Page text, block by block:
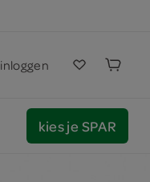
inloggen
kies je SPAR